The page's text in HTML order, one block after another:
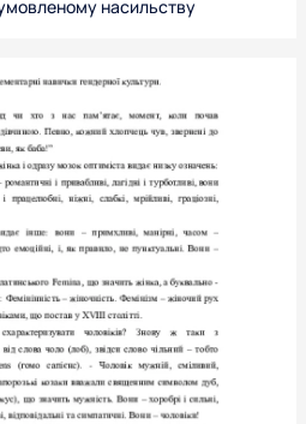
насильству